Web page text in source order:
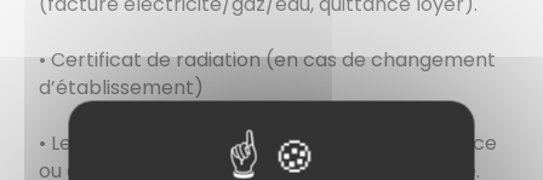
• Certificat de radiation (en cas de changement
d’établissement)
• Le cas échéant, extrait du jugement de divorce
ou de séparation attestant du mode de garde.